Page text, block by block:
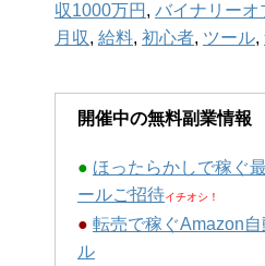
収1000万円 , バイナリーオ
月収, 給料, 初心者, ツール,
開催中の無料副業情報
● ほったらかしで稼ぐ
ールご招待イチオシ！
● 転売で稼ぐAmazon
ル